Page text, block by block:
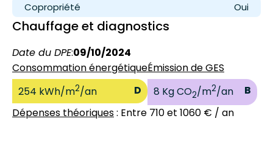
Copropriété
Oui
Chauffage et diagnostics
Date du DPE:09/10/2024
Consommation énergétique
254 kWh/m2/an D
Émission de GES
8 Kg CO2/m2/an
B
Dépenses théoriques: Entre 710 et 1060 € / an